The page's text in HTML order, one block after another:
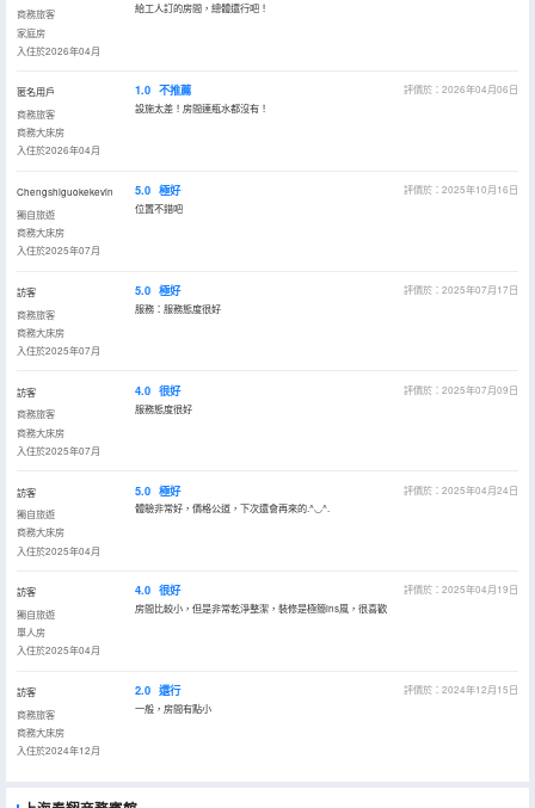
商務旅客
家庭房
入住於2026年04月
給工人訂的房間，總體還行吧！
匿名用戶
商務旅客
商務大床房
入住於2026年04月
1.0 不推薦
評價於：2026年04月06日
設施太差！房間連瓶水都沒有！
Chengshiguokekevin
獨自旅遊
商務大床房
入住於2025年07月
5.0 極好
評價於：2025年10月16日
位置不錯吧
訪客
商務旅客
商務大床房
入住於2025年07月
5.0 極好
評價於：2025年07月17日
服務：服務態度很好
訪客
商務旅客
商務大床房
入住於2025年07月
4.0 很好
評價於：2025年07月09日
服務態度很好
訪客
獨自旅遊
商務大床房
入住於2025年04月
5.0 極好
評價於：2025年04月24日
體驗非常好，價格公道，下次還會再來的.^◡^.
訪客
獨自旅遊
單人房
入住於2025年04月
4.0 很好
評價於：2025年04月19日
房間比較小，但是非常乾淨整潔，裝修是極簡ins風，很喜歡
訪客
商務旅客
商務大床房
入住於2024年12月
2.0 還行
評價於：2024年12月15日
一般，房間有點小